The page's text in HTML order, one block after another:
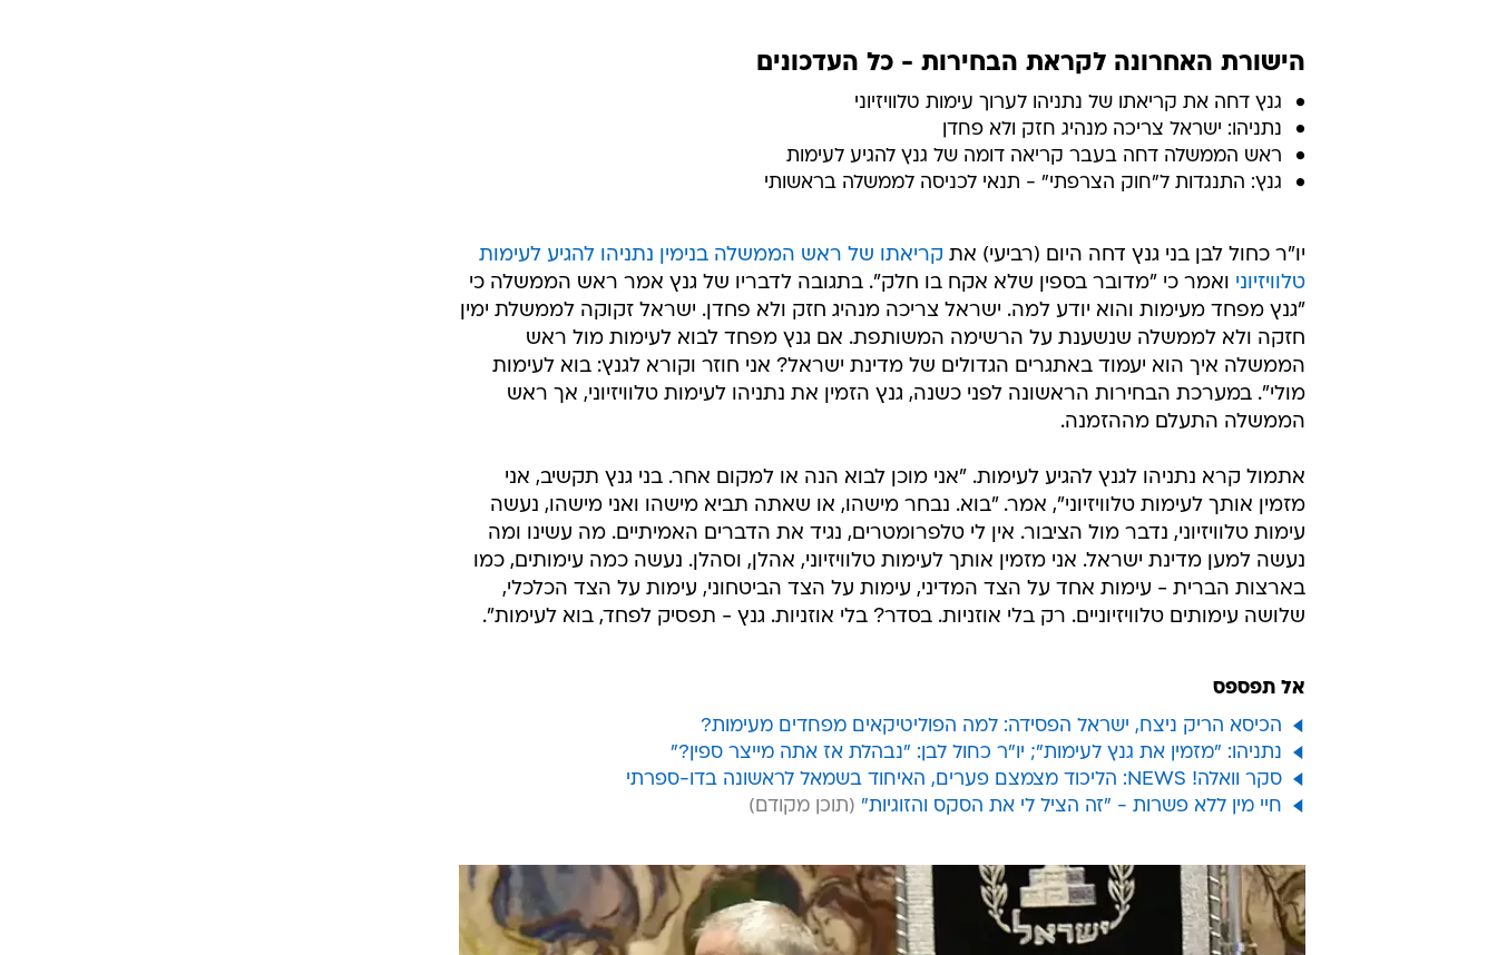
הישורת האחרונה לקראת הבחירות - כל העדכונים
גנץ דחה את קריאתו של נתניהו לערוך עימות טלוויזיוני
נתניהו: ישראל צריכה מנהיג חזק ולא פחדן
ראש הממשלה דחה בעבר קריאה דומה של גנץ להגיע לעימות
גנץ: התנגדות ל"חוק הצרפתי" - תנאי לכניסה לממשלה בראשותי
יו"ר כחול לבן בני גנץ דחה היום (רביעי) את קריאתו של ראש הממשלה בנימין נתניהו להגיע לעימות
טלוויזיוני ואמר כי "מדובר בספין שלא אקח בו חלק". בתגובה לדבריו של גנץ אמר ראש הממשלה כי
"גנץ מפחד מעימות והוא יודע למה. ישראל צריכה מנהיג חזק ולא פחדן. ישראל זקוקה לממשלת ימין
חזקה ולא לממשלה שנשענת על הרשימה המשותפת. אם גנץ מפחד לבוא לעימות מול ראש
הממשלה איך הוא יעמוד באתגרים הגדולים של מדינת ישראל? אני חוזר וקורא לגנץ: בוא לעימות
מולי". במערכת הבחירות הראשונה לפני כשנה, גנץ הזמין את נתניהו לעימות טלוויזיוני, אך ראש
הממשלה התעלם מההזמנה.
אתמול קרא נתניהו לגנץ להגיע לעימות. "אני מוכן לבוא הנה או למקום אחר. בני גנץ תקשיב, אני
מזמין אותך לעימות טלוויזיוני", אמר. "בוא. נבחר מישהו, או שאתה תביא מישהו ואני מישהו, נעשה
עימות טלוויזיוני, נדבר מול הציבור. אין לי טלפרומטרים, נגיד את הדברים האמיתיים. מה עשינו ומה
נעשה למען מדינת ישראל. אני מזמין אותך לעימות טלוויזיוני, אהלן, וסהלן. נעשה כמה עימותים, כמו
בארצות הברית - עימות אחד על הצד המדיני, עימות על הצד הביטחוני, עימות על הצד הכלכלי,
שלושה עימותים טלוויזיוניים. רק בלי אוזניות. בסדר? בלי אוזניות. גנץ - תפסיק לפחד, בוא לעימות".
אל תפספס
הכיסא הריק ניצח, ישראל הפסידה: למה הפוליטיקאים מפחדים מעימות?
נתניהו: "מזמין את גנץ לעימות"; יו"ר כחול לבן: "נבהלת אז אתה מייצר ספין?"
סקר וואלה! NEWS: הליכוד מצמצם פערים, האיחוד בשמאל לראשונה בדו-ספרתי
חיי מין ללא פשרות - "זה הציל לי את הסקס והזוגיות"